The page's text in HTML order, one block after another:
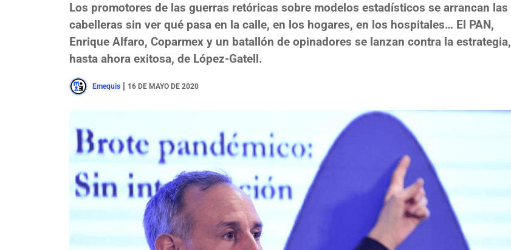
Los promotores de las guerras retóricas sobre modelos estadísticos se arrancan las
cabelleras sin ver qué pasa en la calle, en los hogares, en los hospitales… El PAN,
Enrique Alfaro, Coparmex y un batallón de opinadores se lanzan contra la estrategia,
hasta ahora exitosa, de López-Gatell.
Emequis 16 DE MAYO DE 2020